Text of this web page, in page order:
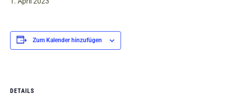
Zum Kalender hinzufügen
DETAILS